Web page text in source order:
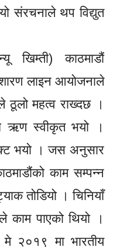
संरचनाले थप विद्युत
खिम्ती) काठमाडौं
लाइन आयोजनाले
ठूलो महत्व राख्दछ ।
ऋण स्वीकृत भयो ।
भयो । जस अनुसार
काम सम्पन्न
तोडियो । चिनियाँ
काम पाएको थियो ।
२०१९ मा भारतीय